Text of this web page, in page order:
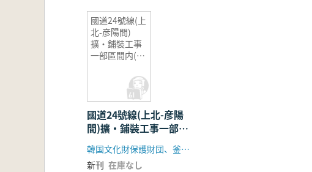
國道24號線(上
北-彦陽間)
擴・鋪裝工事
一部區間内(1
國道24號線(上北-彦陽
間)擴・鋪裝工事一部區
間内(1工區)試掘調査報
告書1
韓国文化財保護財団、釜山地方国土管理庁
新刊 在庫なし